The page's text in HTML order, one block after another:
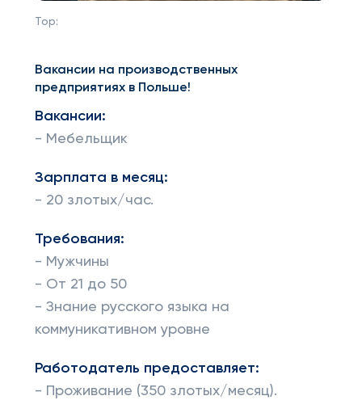
Top:
Вакансии на производственных
предприятиях в Польше!
Вакансии:
- Мебельщик
Зарплата в месяц:
- 20 злотых/час.
Требования:
- Мужчины
- От 21 до 50
- Знание русского языка на
коммуникативном уровне
Работодатель предоставляет:
- Проживание (350 злотых/месяц).